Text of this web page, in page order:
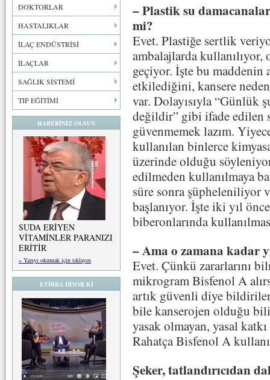
DOKTORLAR
HASTALIKLAR
İLAÇ ENDÜSTRİSİ
İLAÇLAR
SAĞLIK SİSTEMİ
TIP EĞİTİMİ
HABERİNİZ OLSUN
SUDA ERİYEN
VİTAMİNLER PARANIZI
ERİTİR
» Yazıyı okumak için tıklayın
ETİBBA DİYOR Kİ
– Plastik su
mi?
Evet. Plastiğe sertlik
ambalajlarda kullanılıyor,
geçiyor. İşte bu maddenin
etkilediğini, kansere
var. Dolayısıyla “Günlük
değildir” gibi ifade edilen
güvenmemek lazım.
kullanılan binlerce
üzerinde olduğu
edilmeden kullanılmaya
süre sonra şüpheleniliyor
başlanıyor. İşte iki yıl
biberonlarında
– Ama o zamana kadar
Evet. Çünkü zararlarını
mikrogram Bisfenol A
artık güvenli diye
bile kanserojen olduğu
yasak olmayan, yasal
Rahatça Bisfenol A
Şeker, tatlandırıcıdan